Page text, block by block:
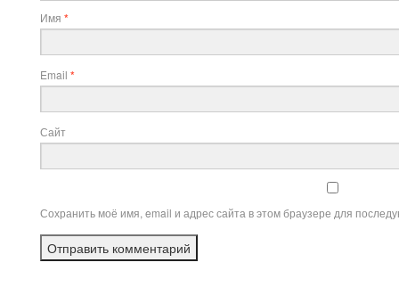
Имя *
Email *
Сайт
Сохранить моё имя, email и адрес сайта в этом браузере для